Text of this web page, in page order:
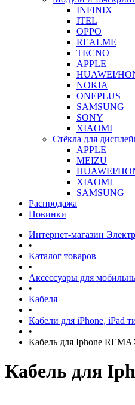
INFINIX
ITEL
OPPO
REALME
TECNO
APPLE
HUAWEI/
NOKIA
ONEPLUS
SAMSUNG
SONY
XIAOMI
Стёкла для
APPLE
MEIZU
HUAWEI/
XIAOMI
SAMSUNG
Распродажа
Новинки
Интернет-магазин
•
Каталог товаров
•
Аксессуары для
•
Кабеля
•
Кабели для iPhone, iPad
•
Кабель для Iphone
Кабель для